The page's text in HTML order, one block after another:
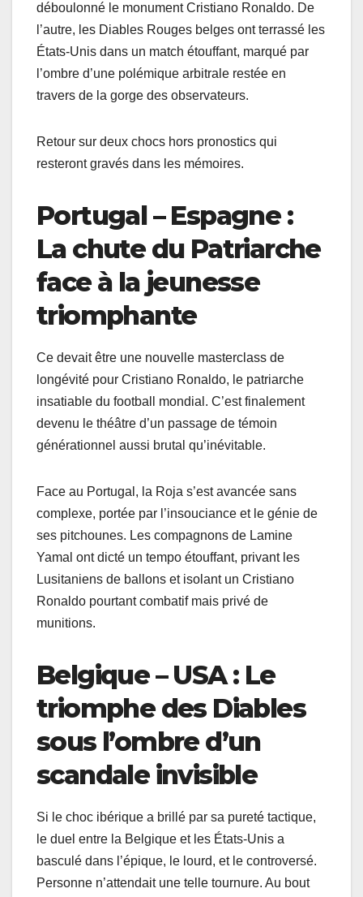
déboulonné le monument Cristiano Ronaldo. De
l’autre, les Diables Rouges belges ont terrassé les
États-Unis dans un match étouffant, marqué par
l’ombre d’une polémique arbitrale restée en
travers de la gorge des observateurs.
Retour sur deux chocs hors pronostics qui
resteront gravés dans les mémoires.
Portugal – Espagne :
La chute du Patriarche
face à la jeunesse
triomphante
Ce devait être une nouvelle masterclass de
longévité pour Cristiano Ronaldo, le patriarche
insatiable du football mondial. C’est finalement
devenu le théâtre d’un passage de témoin
générationnel aussi brutal qu’inévitable.
Face au Portugal, la Roja s’est avancée sans
complexe, portée par l’insouciance et le génie de
ses pitchounes. Les compagnons de Lamine
Yamal ont dicté un tempo étouffant, privant les
Lusitaniens de ballons et isolant un Cristiano
Ronaldo pourtant combatif mais privé de
munitions.
Belgique – USA : Le
triomphe des Diables
sous l’ombre d’un
scandale invisible
Si le choc ibérique a brillé par sa pureté tactique,
le duel entre la Belgique et les États-Unis a
basculé dans l’épique, le lourd, et le controversé.
Personne n’attendait une telle tournure. Au bout